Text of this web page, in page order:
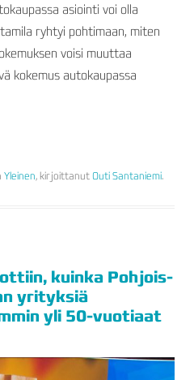
asiointi voi olla
ryhtyi pohtimaan, miten
voisi muuttaa
kokemus autokaupassa
Yleinen, kirjoittanut Outi Santaniemi.
kuinka Pohjois-
yrityksiä
yli 50-vuotiaat